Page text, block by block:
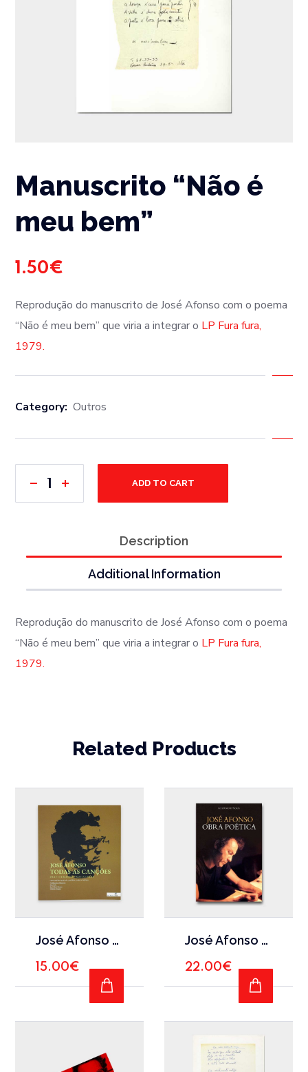
Manuscrito “Não é
meu bem”
1.50€
Reprodução do manuscrito de José Afonso com o poema
“Não é meu bem” que viria a integrar o LP Fura fura,
1979.
Category: Outros
ADD TO CART
Description
Additional Information
Reprodução do manuscrito de José Afonso com o poema
“Não é meu bem” que viria a integrar o LP Fura fura,
1979.
Related Products
ADD TO CART
José Afonso – Todas as canções
15.00€
READ
José Afonso – Obra Poética
22.00€